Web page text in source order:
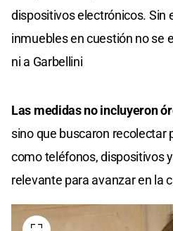
dispositivos electrónicos. Sin
inmuebles en cuestión no se
ni a Garbellini
Las medidas no incluyeron
sino que buscaron recolectar
como teléfonos, dispositivos
relevante para avanzar en la